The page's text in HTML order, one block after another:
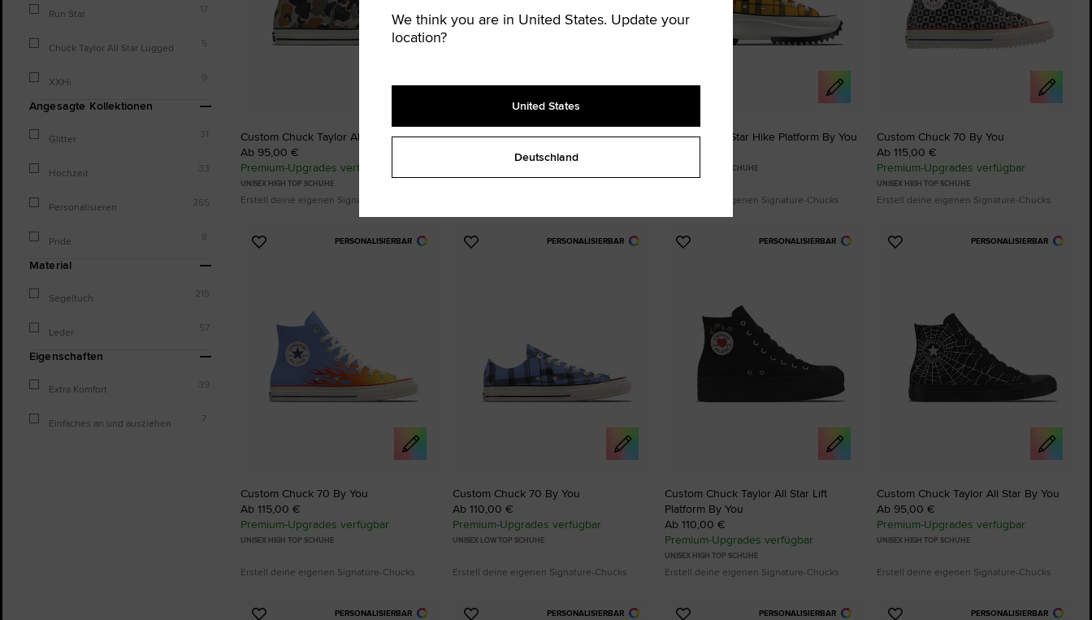
Run Star 17
Chuck Taylor All Star Lugged 5
XXHi 9
Angesagte Kollektionen
Glitter 31
Hochzeit 33
Personalisieren 265
Pride 8
Material
Segeltuch 215
Leder 57
Eigenschaften
Extra Komfort 39
Einfaches an und ausziehen 7
Custom Chuck Taylor All Star By You
Ab 95,00 €
Premium-Upgrades verfügbar
UNISEX HIGH TOP SCHUHE
Erstell deine eigenen Signature-Chucks
Custom Chuck Taylor All Star By You
Custom Run Star Hike Platform By You
UNISEX HIGH TOP SCHUHE
Erstell deine eigenen Signature-Chucks
Custom Chuck 70 By You
Ab 115,00 €
Premium-Upgrades verfügbar
UNISEX HIGH TOP SCHUHE
Erstell deine eigenen Signature-Chucks
PERSONALISIERBAR
Zu
Custom Chuck 70 By You
Ab 115,00 €
Premium-Upgrades verfügbar
UNISEX HIGH TOP SCHUHE
Erstell deine eigenen Signature-Chucks
PERSONALISIERBAR
Zu
Custom Chuck 70 By You
Ab 110,00 €
Premium-Upgrades verfügbar
UNISEX LOW TOP SCHUHE
Erstell deine eigenen Signature-Chucks
PERSONALISIERBAR
Zu
Custom Chuck Taylor All Star Lift
Platform By You
Ab 110,00 €
Premium-Upgrades verfügbar
UNISEX HIGH TOP SCHUHE
Erstell deine eigenen Signature-Chucks
PERSONALISIERBAR
Zu
Custom Chuck Taylor All Star By You
Ab 95,00 €
Premium-Upgrades verfügbar
UNISEX HIGH TOP SCHUHE
Erstell deine eigenen Signature-Chucks
PERSONALISIERBAR PERSONALISIERBAR PERSONALISIERBAR PERSONALISIERBAR
We think you are in United States. Update your
location?
United States
Deutschland